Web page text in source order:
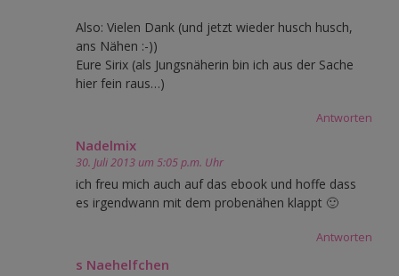
Also: Vielen Dank (und jetzt wieder husch husch,
ans Nähen :-))
Eure Sirix (als Jungsnäherin bin ich aus der Sache
hier fein raus…)
Antworten
Nadelmix
30. Juli 2013 um 5:05 p.m. Uhr
ich freu mich auch auf das ebook und hoffe dass
es irgendwann mit dem probenähen klappt 🙂
Antworten
s Naehelfchen